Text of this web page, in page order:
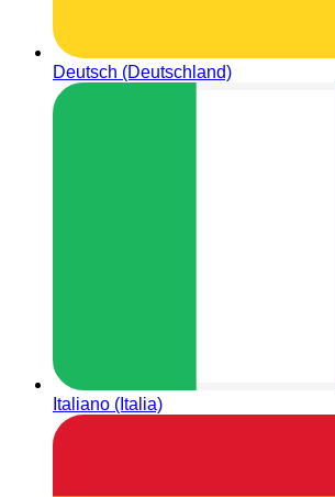
Deutsch (Deutschland)
Italiano (Italia)